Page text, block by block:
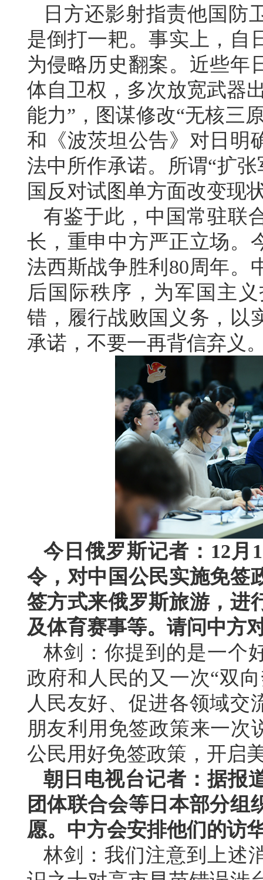
日方还影射指责他国防
是倒打一耙。事实上，自
为侵略历史翻案。近些年
体自卫权，多次放宽武器
能力”，图谋修改“无核三
和《波茨坦公告》对日明
法中所作承诺。所谓“扩
国反对试图单方面改变现
有鉴于此，中国常驻联
长，重申中方严正立场。
法西斯战争胜利80周年。
后国际秩序，为军国主
错，履行战败国义务，以
承诺，不要一再背信弃义
今日俄罗斯记者： 12月 1
令，对中国公民实施免签
签方式来俄罗斯旅游，进
及体育赛事等。请问中方
林剑：你提到的是一个
政府和人民的又一次“双
人民友好、促进各领域交
朋友利用免签政策来一次
公民用好免签政策，开启
朝日电视台记者：据报
团体联合会等日本部分组
愿。中方会安排他们的访
林剑：我们注意到上述